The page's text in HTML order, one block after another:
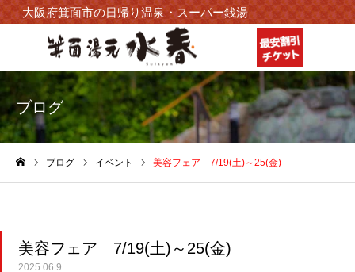
大阪府箕面市の日帰り温泉・スーパー銭湯
ブログ
ブログ イベント 美容フェア 7/19(土)～25(金)
美容フェア 7/19(土)～25(金)
2025.06.9